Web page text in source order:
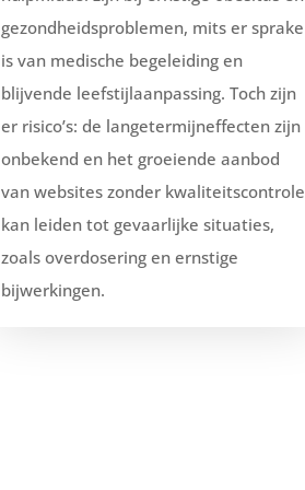
gezondheidsproblemen, mits er sprake
is van medische begeleiding en
blijvende leefstijlaanpassing. Toch zijn
er risico’s: de langetermijneffecten zijn
onbekend en het groeiende aanbod
van websites zonder kwaliteitscontrole
kan leiden tot gevaarlijke situaties,
zoals overdosering en ernstige
bijwerkingen.